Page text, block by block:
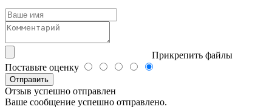
Прикрепить файлы
Поставьте оценку
Отправить
Отзыв успешно отправлен
Ваше сообщение успешно отправлено.